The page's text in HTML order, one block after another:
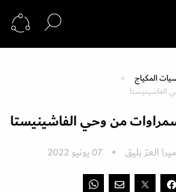
المكياج
الفاشينيستا
من وحي الفاشينيستا
ميرا العرّ بليق 07 يونيو 2022